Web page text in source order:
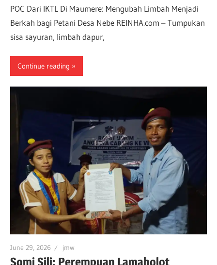
POC Dari IKTL Di Maumere: Mengubah Limbah Menjadi
Berkah bagi Petani Desa Nebe REINHA.com – Tumpukan
sisa sayuran, limbah dapur,
Continue reading
June 29, 2026 jmw
Somi Sili: Perempuan Lamaholot